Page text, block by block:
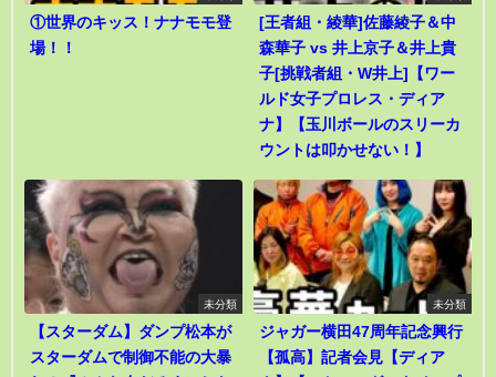
①世界のキッス！ナナモモ登
場！！
[王者組・綾華]佐藤綾子＆中
森華子 vs 井上京子＆井上貴
子[挑戦者組・W井上]【ワー
ルド女子プロレス・ディア
ナ】【玉川ボールのスリーカ
ウントは叩かせない！】
未分類
【スターダム】ダンプ松本が
スターダムで制御不能の大暴
未分類
ジャガー横田47周年記念興行
【孤高】記者会見【ディア